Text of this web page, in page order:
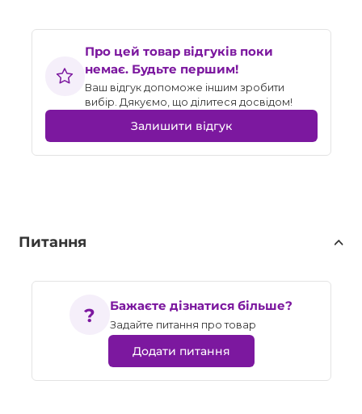
Про цей товар відгуків поки
немає. Будьте першим!
Ваш відгук допоможе іншим зробити
вибір. Дякуємо, що ділитеся досвідом!
Залишити відгук
Питання
Бажаєте дізнатися більше?
Задайте питання про товар
Додати питання